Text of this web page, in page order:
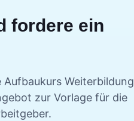
fordere ein
Aufbaukurs Weiterbildung
zur Vorlage für die